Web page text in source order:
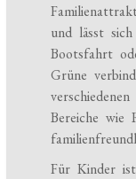
und lässt
Bootsfahrt
Grüne
Bereiche wie
Für Kinder